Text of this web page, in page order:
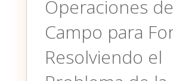
Operaciones de
Campo para
Resolviendo el